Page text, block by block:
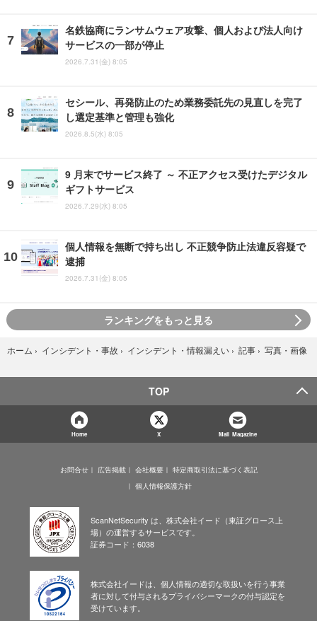
名鉄協商にランサムウェア攻撃、個人および法人向け
サービスの一部が停止
2026.7.31(金) 8:05
セシール、再発防止のため業務委託先の見直しを完了
し選定基準と管理も強化
2026.8.5(水) 8:05
9 月末でサービス終了 ～ 不正アクセス受けたデジタル
ギフトサービス
2026.7.29(水) 8:05
個人情報を無断で持ち出し 不正競争防止法違反容疑で
逮捕
2026.7.31(金) 8:05
ランキングをもっと見る
ホーム › インシデント・事故 › インシデント・情報漏えい › 記事 › 写真・画像
TOP
Home X Mail Magazine
お問合せ 広告掲載 会社概要
特定商取引法に基づく表記
個人情報保護方針
ScanNetSecurity は、株式会社イード（東証グロース上
場）の運営するサービスです。
証券コード：6038
株式会社イードは、個人情報の適切な取扱いを行う事業
者に対して付与されるプライバシーマークの付与認定を
受けています。